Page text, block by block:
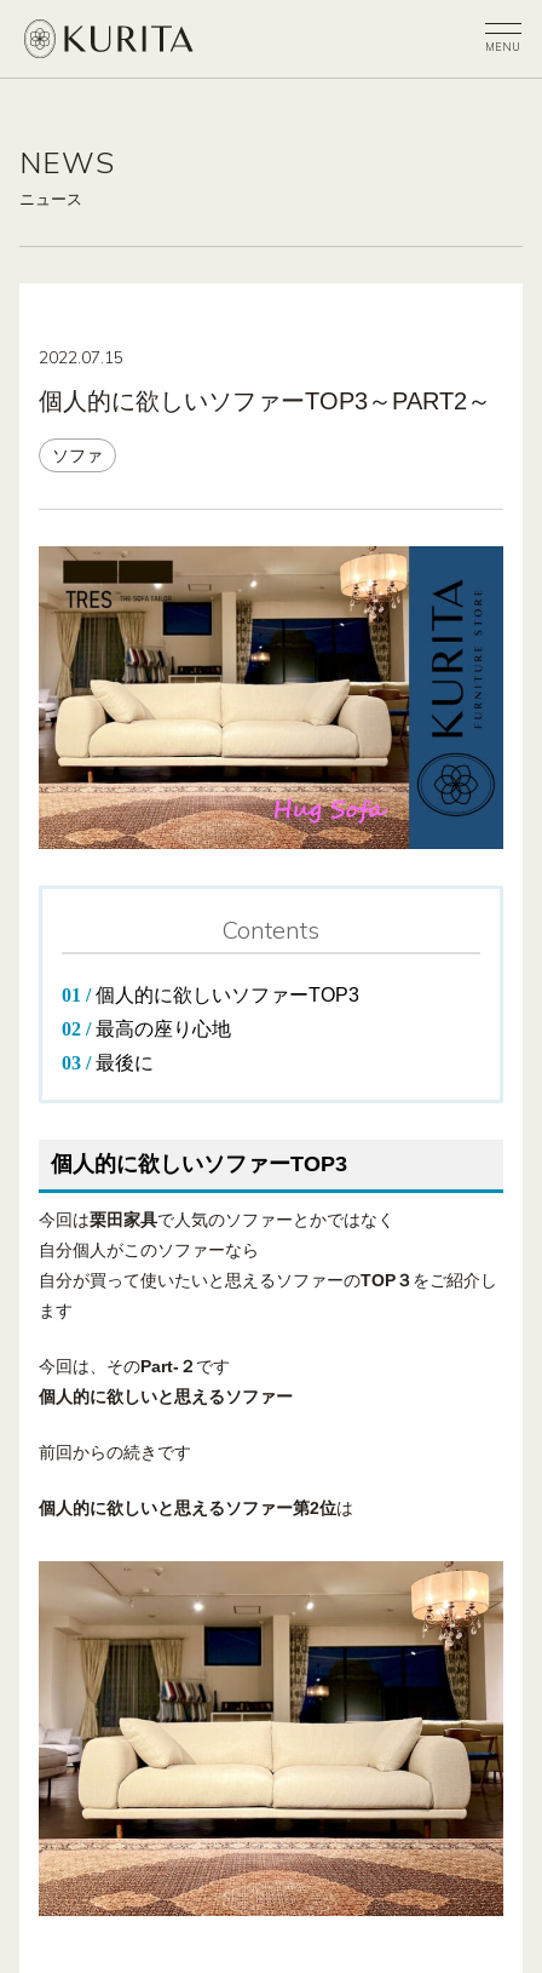
NEWS
ニュース
2022.07.15
個人的に欲しいソファーTOP3～PART2～
ソファ
Contents
個人的に欲しいソファーTOP3
最高の座り心地
最後に
個人的に欲しいソファーTOP3
今回は栗田家具で人気のソファーとかではなく
自分個人がこのソファーなら
自分が買って使いたいと思えるソファーのTOP３をご紹介し
ます
今回は、そのPart-２ です
個人的に欲しいと思えるソファー
前回からの続きです
個人的に欲しいと思えるソファー第2位は